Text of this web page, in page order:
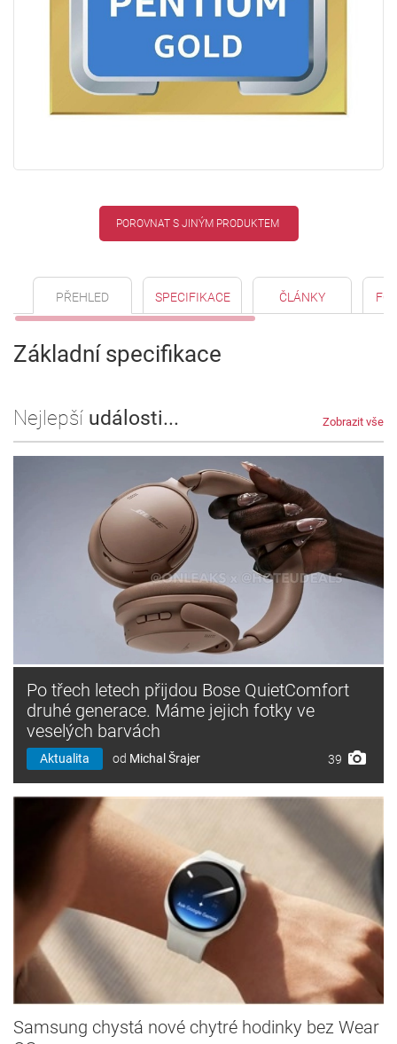
POROVNAT S JINÝM PRODUKTEM
PŘEHLED SPECIFIKACE ČLÁNKY
Základní specifikace
Nejlepší události... Zobrazit vše
Po třech letech přijdou Bose QuietComfort
druhé generace. Máme jejich fotky ve
veselých barvách
Aktualita od Michal Šrajer 39
Samsung chystá nové chytré hodinky bez Wear